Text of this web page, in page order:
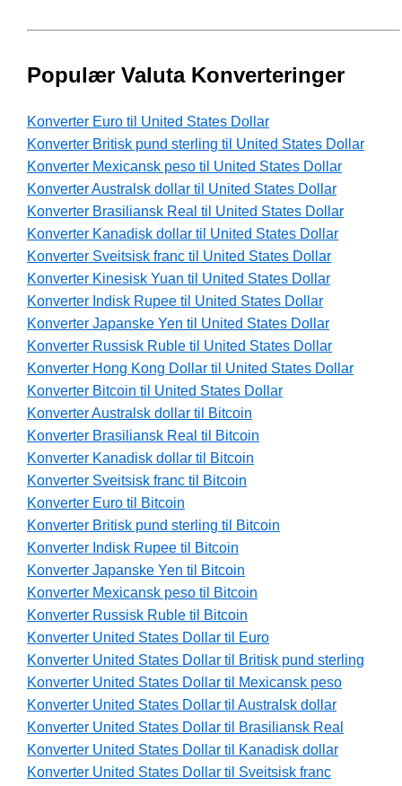
Populær Valuta Konverteringer
Konverter Euro til United States Dollar
Konverter Britisk pund sterling til United States Dollar
Konverter Mexicansk peso til United States Dollar
Konverter Australsk dollar til United States Dollar
Konverter Brasiliansk Real til United States Dollar
Konverter Kanadisk dollar til United States Dollar
Konverter Sveitsisk franc til United States Dollar
Konverter Kinesisk Yuan til United States Dollar
Konverter Indisk Rupee til United States Dollar
Konverter Japanske Yen til United States Dollar
Konverter Russisk Ruble til United States Dollar
Konverter Hong Kong Dollar til United States Dollar
Konverter Bitcoin til United States Dollar
Konverter Australsk dollar til Bitcoin
Konverter Brasiliansk Real til Bitcoin
Konverter Kanadisk dollar til Bitcoin
Konverter Sveitsisk franc til Bitcoin
Konverter Euro til Bitcoin
Konverter Britisk pund sterling til Bitcoin
Konverter Indisk Rupee til Bitcoin
Konverter Japanske Yen til Bitcoin
Konverter Mexicansk peso til Bitcoin
Konverter Russisk Ruble til Bitcoin
Konverter United States Dollar til Euro
Konverter United States Dollar til Britisk pund sterling
Konverter United States Dollar til Mexicansk peso
Konverter United States Dollar til Australsk dollar
Konverter United States Dollar til Brasiliansk Real
Konverter United States Dollar til Kanadisk dollar
Konverter United States Dollar til Sveitsisk franc